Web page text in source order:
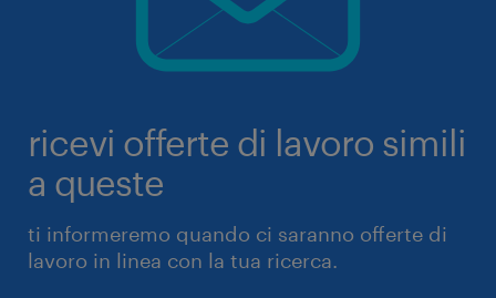
ricevi offerte di lavoro simili
a queste
ti informeremo quando ci saranno offerte di
lavoro in linea con la tua ricerca.